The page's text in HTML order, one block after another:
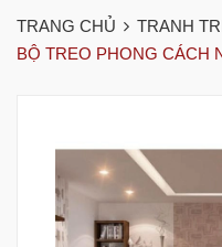
TRANG CHỦ TRANH
BỘ TREO PHONG CÁCH